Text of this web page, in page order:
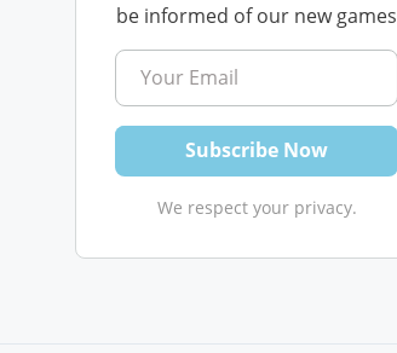
be informed of our new games
We respect your privacy.